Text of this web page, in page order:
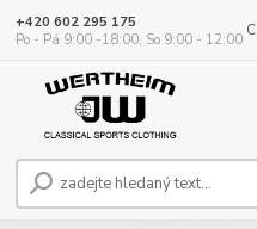
+420 602 295 175
Po - Pá 9:00 -18:00, So 9:00 - 12:00